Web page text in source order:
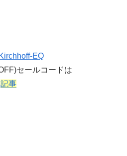
EQ
セールコードは
記事